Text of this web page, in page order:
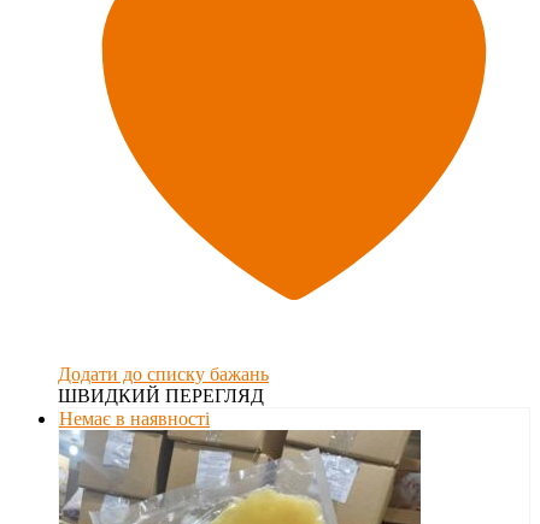
Додати до списку бажань
ШВИДКИЙ ПЕРЕГЛЯД
Немає в наявності